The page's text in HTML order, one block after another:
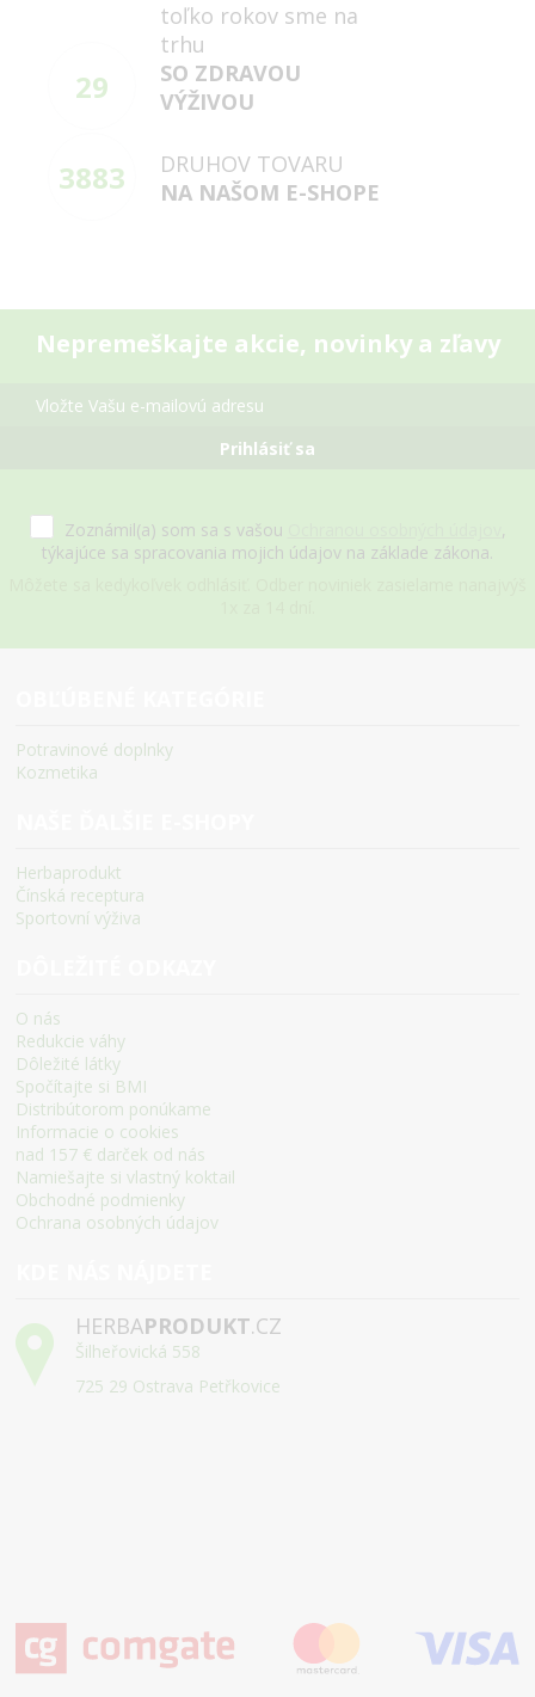
29
toľko rokov sme na
trhu
SO ZDRAVOU
VÝŽIVOU
3883
DRUHOV TOVARU
NA NAŠOM E-SHOPE
Nepremeškajte akcie, novinky a zľavy
Prihlásiť sa
Zoznámil(a) som sa s vašou
,
týkajúce sa spracovania mojich údajov na základe zákona.
Potravinové doplnky
Kozmetika
Herbaprodukt
Čínská receptura
Sportovní výživa
O nás
Redukcie váhy
Dôležité látky
Spočítajte si BMI
Distribútorom ponúkame
Informacie o cookies
nad 157 € darček od nás
Namiešajte si vlastný koktail
Obchodné podmienky
Ochrana osobných údajov
HERBAPRODUKT.CZ
Šilheřovická 558
725 29 Ostrava Petřkovice